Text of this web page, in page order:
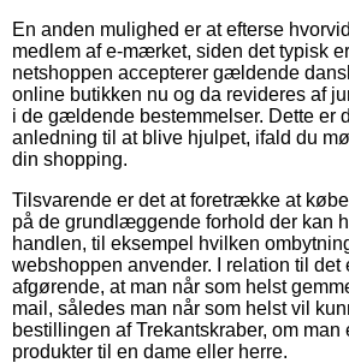
En anden mulighed er at efterse
medlem af e-mærket, siden det typisk
netshoppen accepterer gældende
online butikken nu og da revideres af
i de gældende bestemmelser. Dette er
anledning til at blive hjulpet, ifald du
din shopping.
Tilsvarende er det at foretrække at
på de grundlæggende forhold der kan
handlen, til eksempel hvilken
webshoppen anvender. I relation til det
afgørende, at man når som helst
mail, således man når som helst vil
bestillingen af Trekantskraber, om man
produkter til en dame eller herre.